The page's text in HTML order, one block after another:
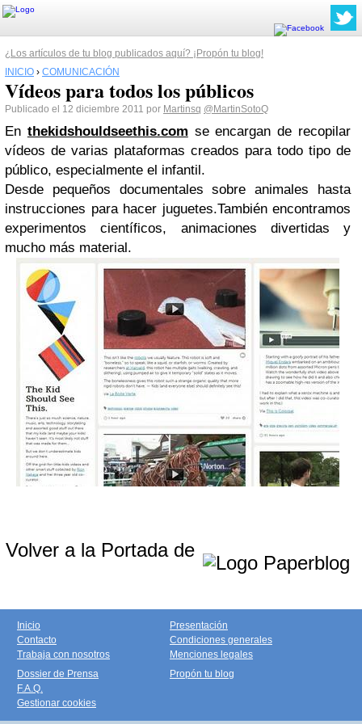
¿Los artículos de tu blog publicados aquí? ¡Propón tu blog!
INICIO › COMUNICACIÓN
Vídeos para todos los públicos
Publicado el 12 diciembre 2011 por Martinsq @MartinSotoQ
En thekidshouldseethis.com se encargan de recopilar
vídeos de varias plataformas creados para todo tipo de
público, especialmente el infantil.
Desde pequeños documentales sobre animales hasta
instrucciones para hacer juguetes.También encontramos
experimentos científicos, animaciones divertidas y
mucho más material.
Volver a la Portada de
Inicio
Contacto
Trabaja con nosotros
Presentación
Condiciones generales
Menciones legales
Dossier de Prensa
F.A.Q.
Gestionar cookies
Propón tu blog